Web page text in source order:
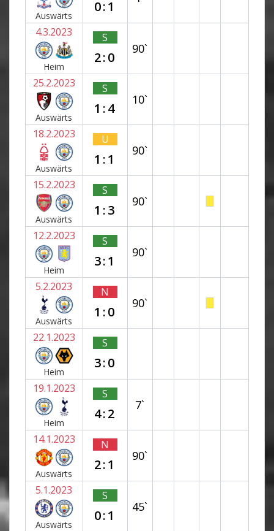
Auswärts
0:1
4.3.2023
Heim
S
2:0
90`
25.2.2023
Auswärts
S
1:4
10`
18.2.2023
Auswärts
U
1:1
90`
15.2.2023
Auswärts
S
1:3
90`
12.2.2023
Heim
S
3:1
90`
5.2.2023
Auswärts
N
1:0
90`
22.1.2023
Heim
S
3:0
19.1.2023
Heim
S
4:2
7`
14.1.2023
Auswärts
N
2:1
90`
5.1.2023
Auswärts
S
0:1
45`